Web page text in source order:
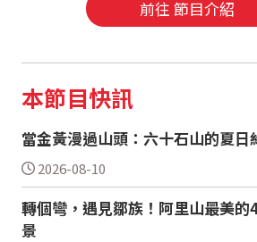
前往 節目介紹
本節目快訊
當金黃漫過山頭：六十石山的夏日
2026-08-10
轉個彎，遇見鄒族！阿里山最美的
景